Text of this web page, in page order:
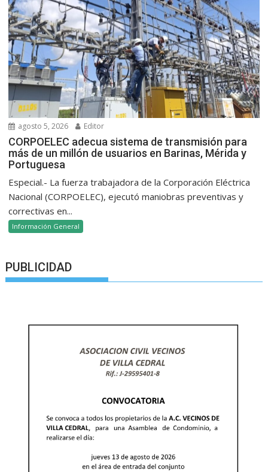
agosto 5, 2026 Editor
CORPOELEC adecua sistema de transmisión para
más de un millón de usuarios en Barinas, Mérida y
Portuguesa
Especial.- La fuerza trabajadora de la Corporación Eléctrica
Nacional (CORPOELEC), ejecutó maniobras preventivas y
correctivas en...
Información General
PUBLICIDAD